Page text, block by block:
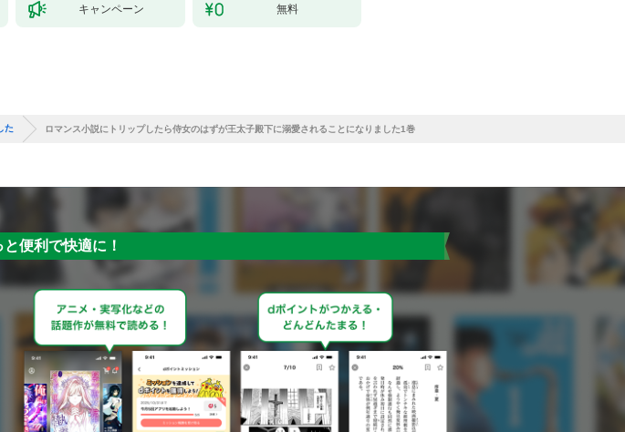
キャンペーン 無料
た ロマンス小説にトリップしたら侍女のはずが王太子殿下に溺愛されることになりました1巻
便利で快適に！